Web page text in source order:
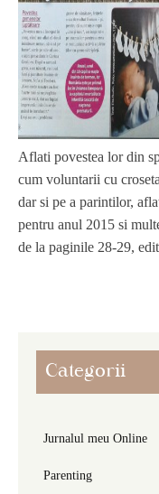
Categorii
Jurnalul meu Online
Parenting
Aflati povestea lor din
cum voluntarii cu
dar si pe a parintilor,
pentru anul 2015 si
de la paginile 28-29,